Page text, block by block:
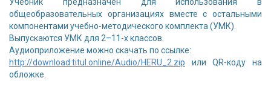
общеобразовательных организациях вместе с остальными
компонентами учебно-методического комплекта (УМК).
Выпускаются УМК для 2–11-х классов.
Аудиоприложение можно скачать по ссылке:
http://download.titul.online/Audio/HERU_2.zip или QR-коду на
обложке.